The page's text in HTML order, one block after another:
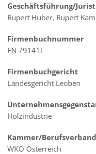
Geschäftsführung/
Rupert Huber, Rupert
Firmenbuchnummer
FN 79141i
Firmenbuchgericht
Landesgericht Leoben
Holzindustrie
Kammer/
WKO Österreich